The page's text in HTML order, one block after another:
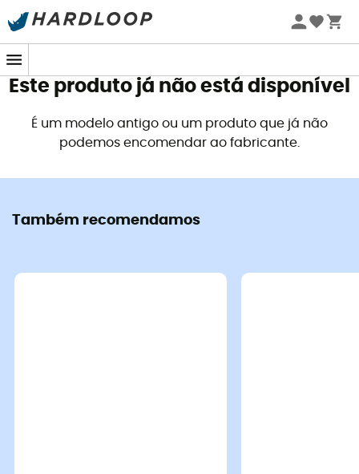
Promoções de verão 🔥 -5% EXTRA a partir de 2 produtos*
Este produto já não está disponível
É um modelo antigo ou um produto que já não
podemos encomendar ao fabricante.
Também recomendamos